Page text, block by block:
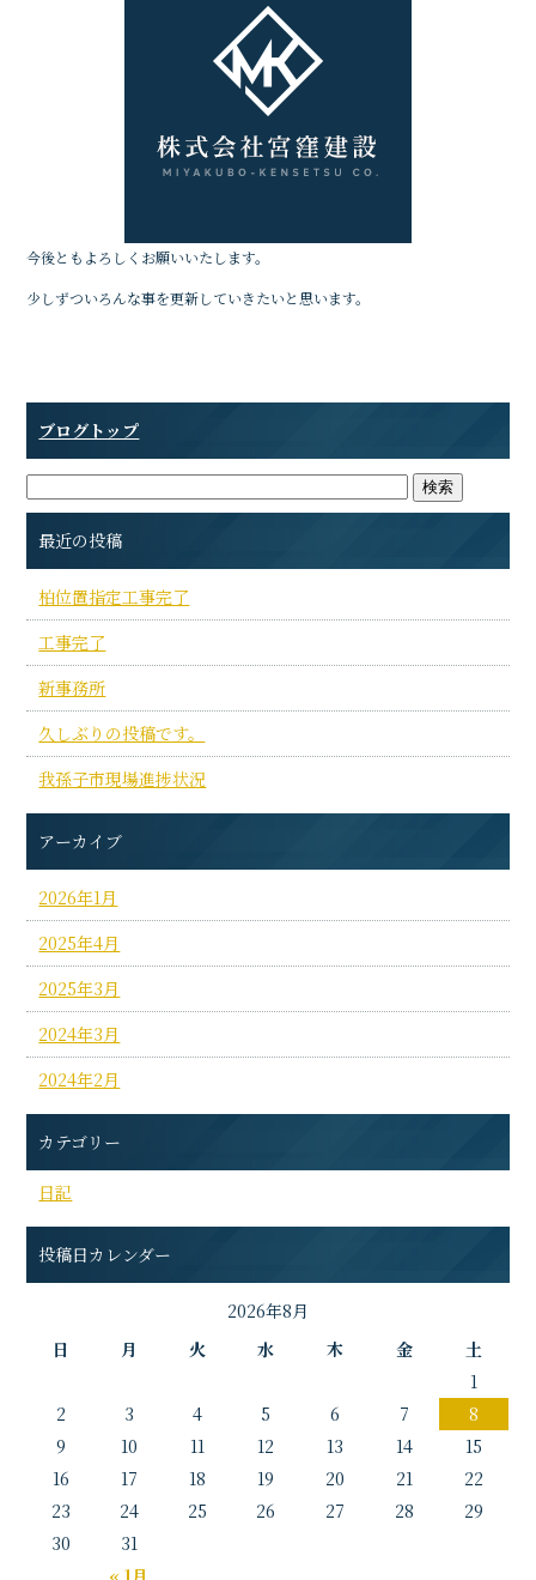
今後ともよろしくお願いいたします。
少しずついろんな事を更新していきたいと思います。
ブログトップ
最近の投稿
柏位置指定工事完了
工事完了
新事務所
久しぶりの投稿です。
我孫子市現場進捗状況
アーカイブ
2026年1月
2025年4月
2025年3月
2024年3月
2024年2月
カテゴリー
日記
投稿日カレンダー
2026年8月
日
月 火 水 木 金 土
1
2
3 4 5 6 7
8
9
10 11 12 13 14
15
16
17 18 19 20 21
22
23
24 25 26 27 28
29
30
31